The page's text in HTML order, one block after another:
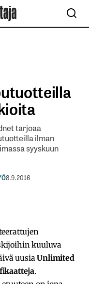
tarjoaa
ilman
syyskuun
8.9.2016
kuuluva
uusiaUnlimited
.